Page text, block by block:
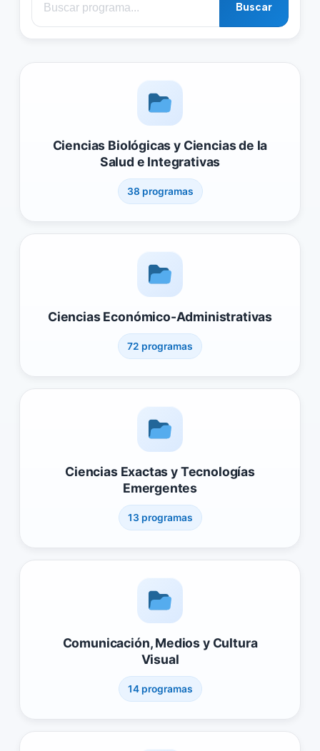
Buscar
Ciencias Biológicas y Ciencias de la
Salud e Integrativas
38 programas
Ciencias Económico-Administrativas
72 programas
Ciencias Exactas y Tecnologías
Emergentes
13 programas
Comunicación, Medios y Cultura
Visual
14 programas